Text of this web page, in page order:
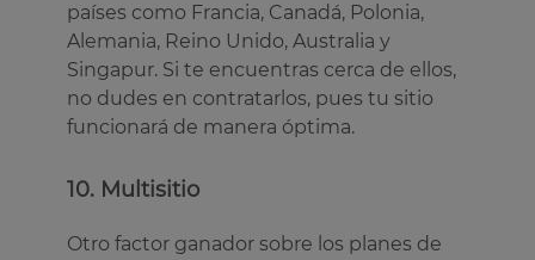
países como Francia, Canadá, Polonia,
Alemania, Reino Unido, Australia y
Singapur. Si te encuentras cerca de ellos,
no dudes en contratarlos, pues tu sitio
funcionará de manera óptima.
10. Multisitio
Otro factor ganador sobre los planes de